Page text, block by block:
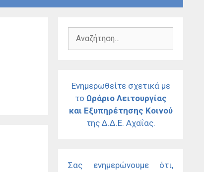
Αναζήτηση
Ενημερωθείτε σχετικά με
το Ωράριο Λειτουργίας
και Εξυπηρέτησης Κοινού
της Δ.Δ.Ε. Αχαΐας.
Σας ενημερώνουμε ότι,